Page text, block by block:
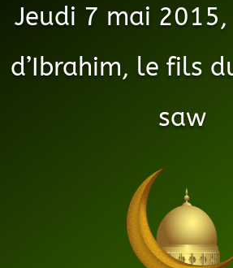
Jeudi 7 mai
d’Ibrahim, le fils
saw